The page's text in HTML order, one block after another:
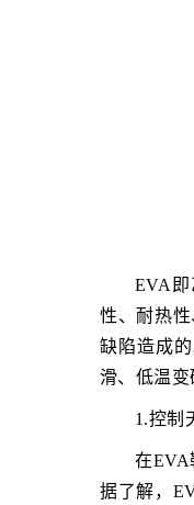
EVA
性、耐热
缺陷造成
滑、低温变
1.控制
在EVA
据了解，